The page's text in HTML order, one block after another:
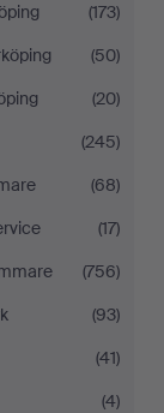
(173)
(50)
(20)
(245)
(68)
(17)
(756)
(93)
(41)
(4)